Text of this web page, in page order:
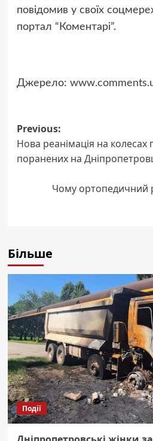
повідомив у своїх
портал “Коментарі”.
Джерело:
Post
navigation
Previous:
Нова реанімація на колесах
поранених на
Чому ортопедичний
Більше
Події